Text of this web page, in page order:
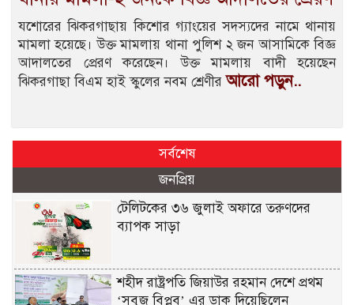
যশোরের ঝিকরগাছায় কিশোর গ্যাংয়ের সদস্যদের নামে থানায়
মামলা হয়েছে। উক্ত মামলায় থানা পুলিশ ২ জন আসামিকে বিজ্ঞ
আদালতের প্রেরণ করেছেন। উক্ত মামলায় বাদী হয়েছেন
ঝিকরগাছা বিএম হাই স্কুলের নবম শ্রেণীরআরো পড়ুন..
সর্বশেষ
জনপ্রিয়
টেলিটকের ৩৬ জুলাই অফারে তরুণদের
ব্যাপক সাড়া
শহীদ রাষ্ট্রপতি জিয়াউর রহমান দেশে প্রথম
‘সবুজ বিপ্লব’ এর ডাক দিয়েছিলেন